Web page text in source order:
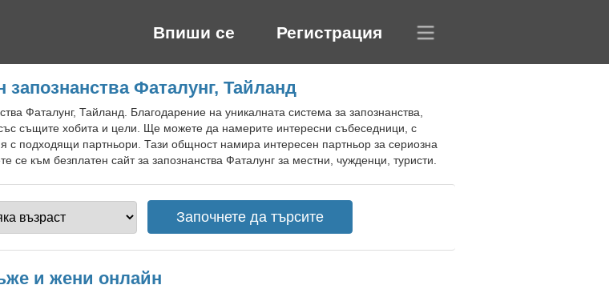
Впиши се Регистрация
запознанства Фаталунг, Тайланд
Фаталунг, Тайланд. Благодарение на уникалната система за запознанства,
същите хобита и цели. Ще можете да намерите интересни събеседници, с
с подходящи партньори. Тази общност намира интересен партньор за сериозна
към безплатен сайт за запознанства Фаталунг за местни, чужденци, туристи.
и жени онлайн